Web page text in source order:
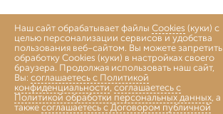
Наш сайт обрабатывает файлы Cookies (куки) с
целью персонализации сервисов и удобства
пользования веб-сайтом. Вы можете запретить
обработку Cookies (куки) в настройках своего
браузера. Продолжая использовать наш сайт,
Вы: соглашаетесь с Политикой
конфиденциальности, соглашаетесь с
Политикой обработки персональных данных, а
также соглашаетесь с Договором публичной